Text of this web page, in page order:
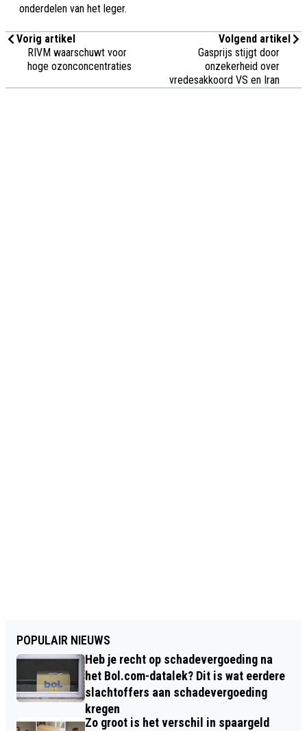
onderdelen van het leger.
Vorig artikel
RIVM waarschuwt voor
hoge ozonconcentraties
Volgend artikel
Gasprijs stijgt door
onzekerheid over
vredesakkoord VS en Iran
POPULAIR NIEUWS
Heb je recht op schadevergoeding na
het Bol.com-datalek? Dit is wat eerdere
slachtoffers aan schadevergoeding
kregen
Zo groot is het verschil in spaargeld